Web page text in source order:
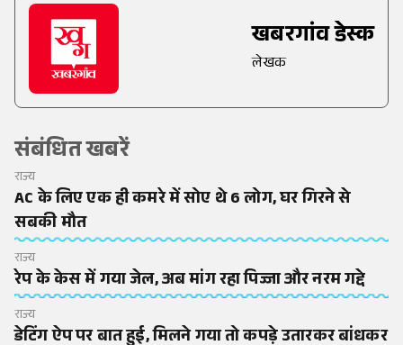
खबरगांव डेस्क
लेखक
संबंधित खबरें
राज्य
AC के लिए एक ही कमरे में सोए थे 6 लोग, घर गिरने से
सबकी मौत
राज्य
रेप के केस में गया जेल, अब मांग रहा पिज्जा और नरम गद्दे
राज्य
डेटिंग ऐप पर बात हुई, मिलने गया तो कपड़े उतारकर बांधकर